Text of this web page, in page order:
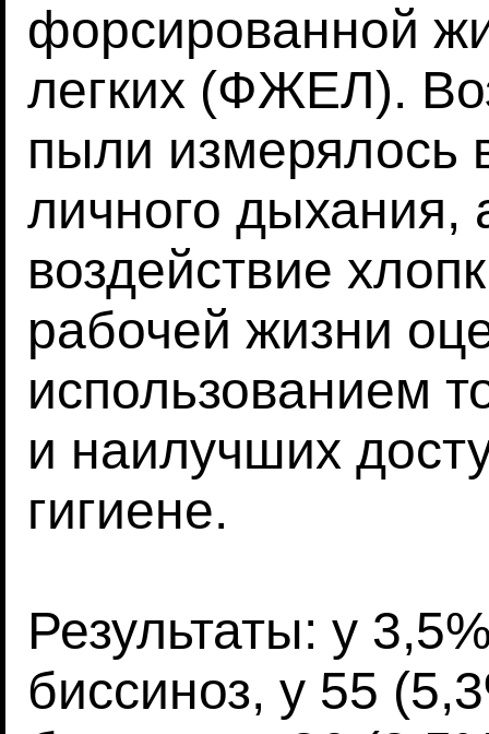
форсированной
легких (ФЖЕЛ).
пыли измерялось
личного дыхания,
воздействие
рабочей жизни
использованием
и наилучших
гигиене.
Результаты: у
биссиноз, у 55